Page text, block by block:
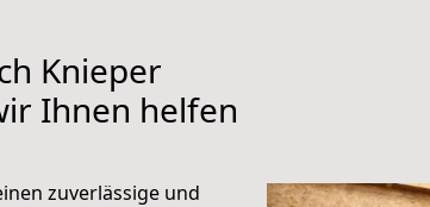
Knieper
Ihnen helfen
zuverlässige und